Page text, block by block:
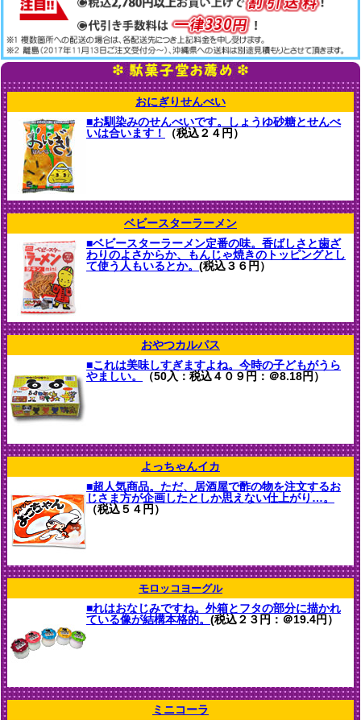
おにぎりせんべい
■お馴染みのせんべいです。しょうゆ砂糖とせんべ
いは合います！
（税込２４円）
ベビースターラーメン
■ベビースターラーメン定番の味。香ばしさと歯ざ
わりのよさからか、もんじゃ焼きのトッピングとし
て使う人もいるとか。 (税込３６円）
おやつカルパス
■これは美味しすぎますよね。今時の子どもがうら
やましい。
（50入：税込４０９円：＠8.18円）
よっちゃんイカ
■超人気商品。ただ、居酒屋で酢の物を注文するお
じさま方が企画したとしか思えない仕上がり…。
（税込５４円）
モロッコヨーグル
■れはおなじみですね。外箱とフタの部分に描かれ
ている像が結構本格的。 (税込２３円：＠19.4円）
ミニコーラ